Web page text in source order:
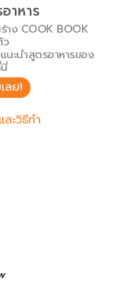
าหาร
าง COOK BOOK
ว
นะนำสูตรอาหารของ
ลย!
ละวิธีทำ